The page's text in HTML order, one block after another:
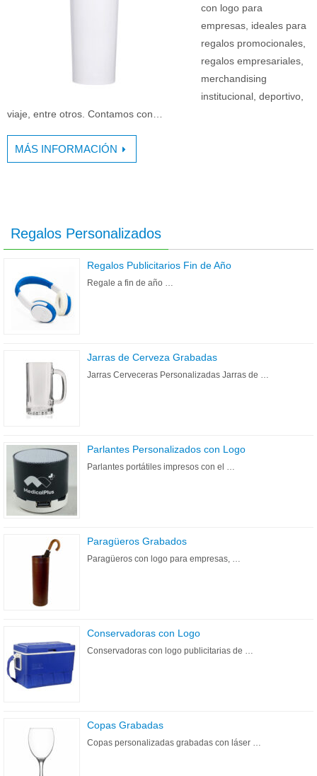
con logo para
empresas, ideales para
regalos promocionales,
regalos empresariales,
merchandising
institucional, deportivo,
viaje, entre otros. Contamos con…
MÁS INFORMACIÓN
Regalos Personalizados
Regalos Publicitarios Fin de Año
Regale a fin de año …
Jarras de Cerveza Grabadas
Jarras Cerveceras Personalizadas Jarras de …
Parlantes Personalizados con Logo
Parlantes portátiles impresos con el …
Paragüeros Grabados
Paragüeros con logo para empresas, …
Conservadoras con Logo
Conservadoras con logo publicitarias de …
Copas Grabadas
Copas personalizadas grabadas con láser …